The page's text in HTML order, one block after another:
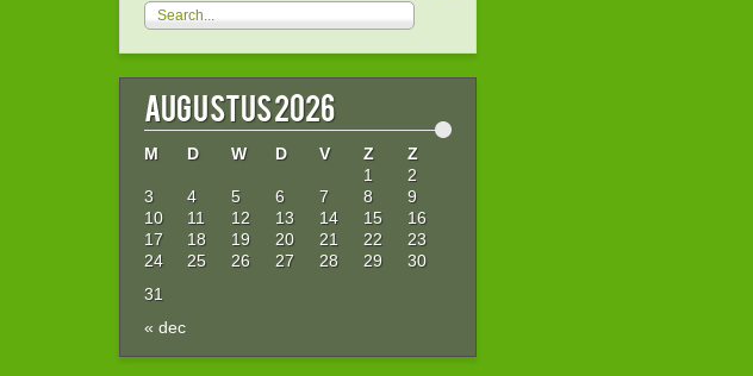
augustus 2026
M D W D V Z
Z
1
2
3
4 5 6 7 8
9
10
11 12 13 14 15
16
17
18 19 20 21 22
23
24
25 26 27 28 29
30
31
« dec